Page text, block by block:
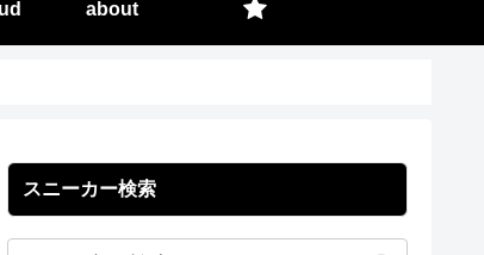
about
スニーカー検索